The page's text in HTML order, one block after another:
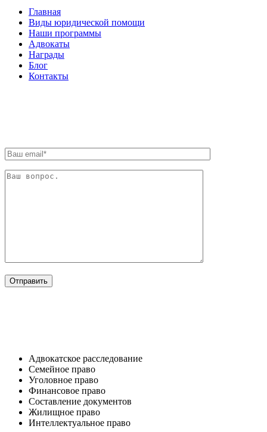
Главная
Виды юридической помощи
Наши программы
Адвокаты
Награды
Блог
Контакты
Адвокатское расследование
Семейное право​
Уголовное право​
Финансовое право
Составление документов​
Жилищное право​
Интеллектуальное право